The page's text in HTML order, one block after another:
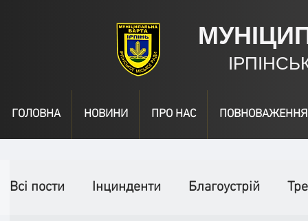
ГОЛОВНА НОВИНИ ПРО НАС ПОВНОВАЖЕННЯ
Всі пости Інцинденти Благоустрій